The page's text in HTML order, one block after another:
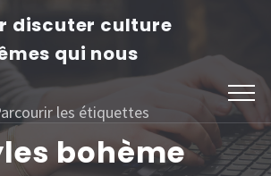
discuter culture
qui nous
les étiquettes
bohème